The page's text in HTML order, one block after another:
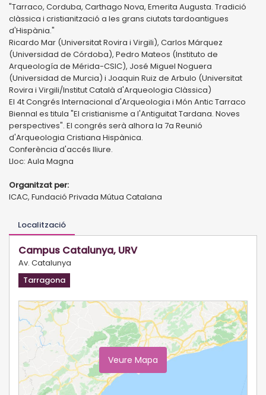
"Tarraco, Corduba, Carthago Nova, Emerita Augusta. Tradició
clàssica i cristianització a les grans ciutats tardoantigues
d'Hispània."
Ricardo Mar (Universitat Rovira i Virgili), Carlos Márquez
(Universidad de Córdoba), Pedro Mateos (Instituto de
Arqueología de Mérida-CSIC), José Miguel Noguera
(Universidad de Murcia) i Joaquin Ruiz de Arbulo (Universitat
Rovira i Virgili/Institut Català d'Arqueologia Clàssica)
El 4t Congrés Internacional d'Arqueologia i Món Antic Tarraco
Biennal es titula "El cristianisme a l'Antiguitat Tardana. Noves
perspectives". El congrés serà alhora la 7a Reunió
d'Arqueologia Cristiana Hispànica.
Conferència d'accés lliure.
Lloc: Aula Magna
Organitzat per:
ICAC, Fundació Privada Mútua Catalana
Localització
Campus Catalunya, URV
Av. Catalunya
Tarragona
Veure Mapa